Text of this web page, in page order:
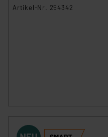
Artikel-Nr. 254342